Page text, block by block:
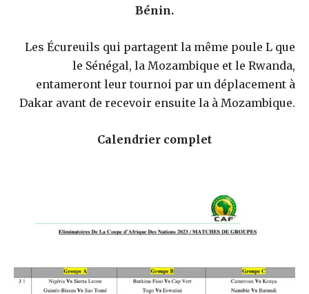
Bénin.
Les Écureuils qui partagent la même poule L que
le Sénégal, la Mozambique et le Rwanda,
entameront leur tournoi par un déplacement à
Dakar avant de recevoir ensuite la à Mozambique.
Calendrier complet